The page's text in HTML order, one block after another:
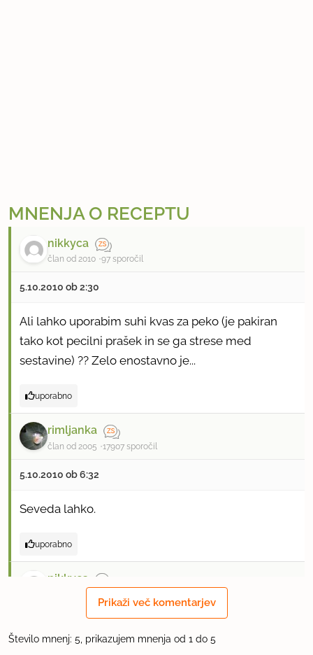
MNENJA O RECEPTU
nikkyca
član od 2010 97 sporočil
5.10.2010 ob 2:30
Ali lahko uporabim suhi kvas za peko (je pakiran
tako kot pecilni prašek in se ga strese med
sestavine) ?? Zelo enostavno je...
uporabno
rimljanka
član od 2005 17907 sporočil
5.10.2010 ob 6:32
Seveda lahko.
uporabno
nikkyca
8.10.2010 ob 18:33
Prikaži več komentarjev
Število mnenj: 5, prikazujem mnenja od 1 do 5